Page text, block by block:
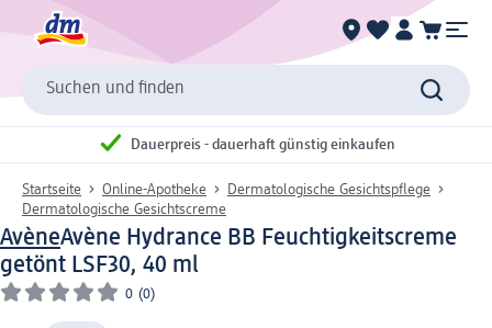
Suchen und finden
Dauerpreis - dauerhaft günstig einkaufen
Startseite Online-Apotheke
Dermatologische Gesichtspflege
Dermatologische Gesichtscreme
AvèneAvène Hydrance BB Feuchtigkeitscreme
getönt LSF30, 40 ml
0 (0)